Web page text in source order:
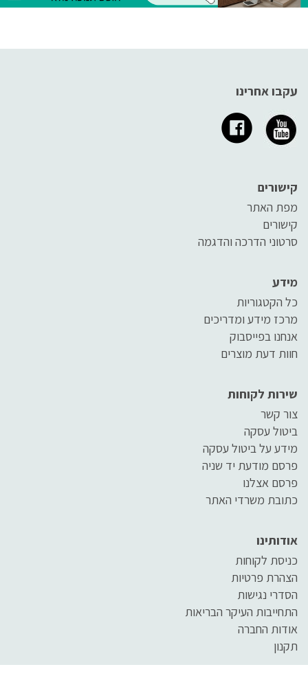
וכאבים בכתף, כף רגל סוכרתית
עקבו אחרינו
קישורים
מפת האתר
קישורים
סרטוני הדרכה והדגמה
מידע
כל הקטגוריות
מרכז מידע ומדריכים
אנחנו בפייסבוק
חוות דעת מוצרים
שירות לקוחות
צור קשר
ביטול עסקה
מידע על ביטול עסקה
פרסם מודעת יד שניה
פרסם אצלנו
כתובת משרדי האתר
אודותינו
כניסת לקוחות
הצהרת פרטיות
הסדרי נגישות
התחייבות העיקר הבריאות
אודות החברה
תקנון